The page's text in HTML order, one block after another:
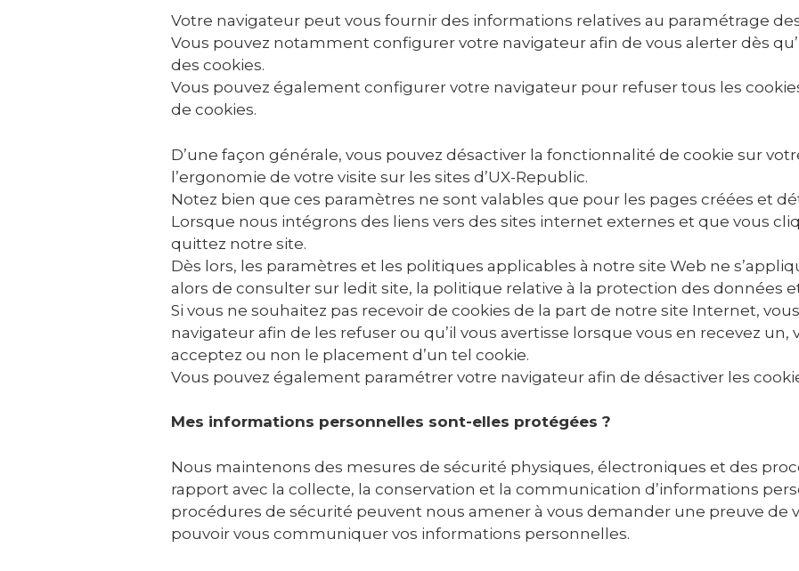
Votre navigateur peut vous fournir des informations relatives au paramétrage
Vous pouvez notamment configurer votre navigateur afin de vous alerter dès
des cookies.
Vous pouvez également configurer votre navigateur pour refuser tous les
de cookies.
D’une façon générale, vous pouvez désactiver la fonctionnalité de cookie sur
l’ergonomie de votre visite sur les sites d’UX-Republic.
Notez bien que ces paramètres ne sont valables que pour les pages créées et
Lorsque nous intégrons des liens vers des sites internet externes et que vous
quittez notre site.
Dès lors, les paramètres et les politiques applicables à notre site Web ne
alors de consulter sur ledit site, la politique relative à la protection des données
Si vous ne souhaitez pas recevoir de cookies de la part de notre site Internet,
navigateur afin de les refuser ou qu’il vous avertisse lorsque vous en recevez un,
acceptez ou non le placement d’un tel cookie.
Vous pouvez également paramétrer votre navigateur afin de désactiver les
Mes informations personnelles sont-elles protégées ?
Nous maintenons des mesures de sécurité physiques, électroniques et des
rapport avec la collecte, la conservation et la communication d’informations
procédures de sécurité peuvent nous amener à vous demander une preuve de
pouvoir vous communiquer vos informations personnelles.